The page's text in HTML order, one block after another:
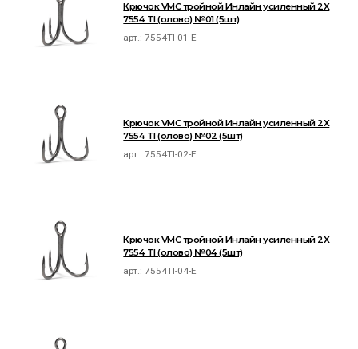
Крючок VMC тройной Инлайн усиленный 2Х
7554 TI (олово) №01 (5шт)
арт.:7554TI-01-E
Крючок VMC тройной Инлайн усиленный 2Х
7554 TI (олово) №02 (5шт)
арт.:7554TI-02-E
Крючок VMC тройной Инлайн усиленный 2Х
7554 TI (олово) №04 (5шт)
арт.:7554TI-04-E